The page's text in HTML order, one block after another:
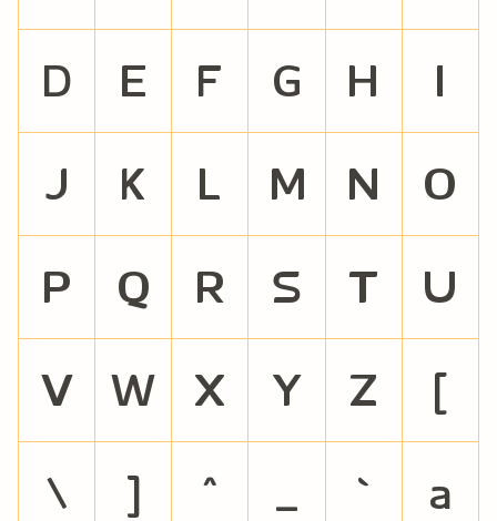
D
E F G H
I
J
K L M N
O
P
Q R S T
U
V
W X Y Z
[
\
] ^ _ `
a